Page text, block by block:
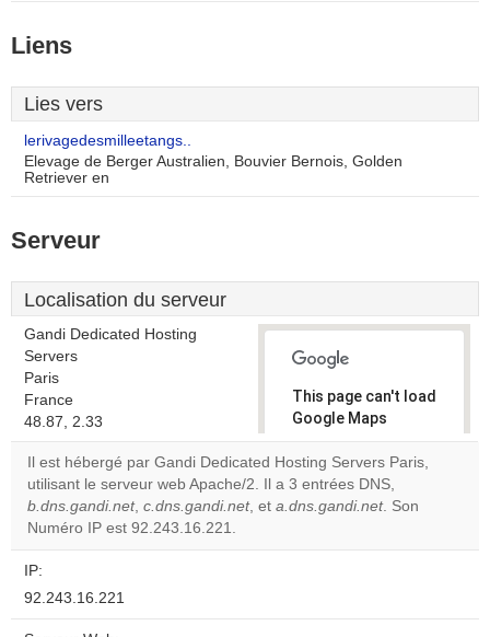
Liens
Lies vers
lerivagedesmilleetangs..
Elevage de Berger Australien, Bouvier Bernois, Golden
Retriever en
Serveur
Localisation du serveur
Gandi Dedicated Hosting
Servers
Paris
France
48.87, 2.33
This page can't load
Google Maps
correctly.
Do you
own this
OK
Il est hébergé par Gandi Dedicated Hosting Servers Paris,
utilisant le serveur web Apache/2. Il a 3 entrées DNS,
b.dns.gandi.net, c.dns.gandi.net, et a.dns.gandi.net. Son
Numéro IP est 92.243.16.221.
IP:
92.243.16.221